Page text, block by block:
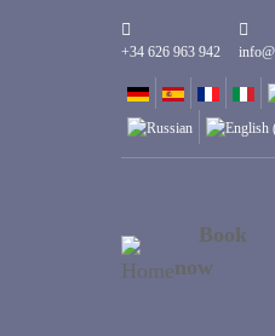
+34 626 963 942
Book
now